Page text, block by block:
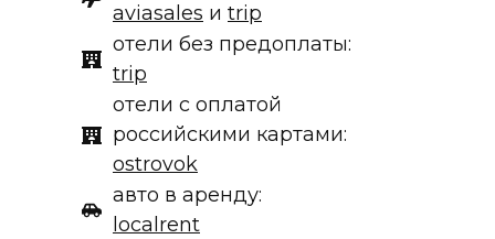
aviasales и trip
отели без предоплаты:
trip
отели с оплатой
российскими картами:
ostrovok
авто в аренду:
localrent